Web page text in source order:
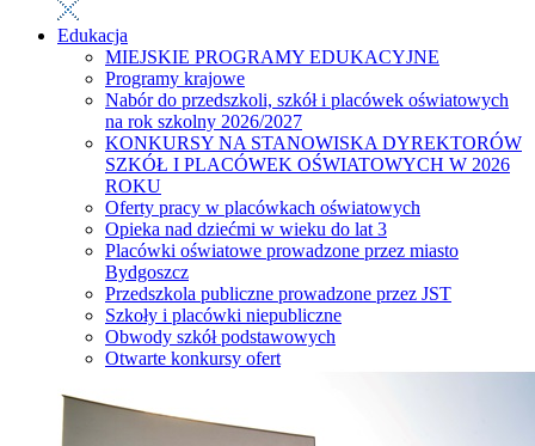
Edukacja
MIEJSKIE PROGRAMY EDUKACYJNE
Programy krajowe
Nabór do przedszkoli, szkół i placówek oświatowych
na rok szkolny 2026/2027
KONKURSY NA STANOWISKA DYREKTORÓW
SZKÓŁ I PLACÓWEK OŚWIATOWYCH W 2026
ROKU
Oferty pracy w placówkach oświatowych
Opieka nad dziećmi w wieku do lat 3
Placówki oświatowe prowadzone przez miasto
Bydgoszcz
Przedszkola publiczne prowadzone przez JST
Szkoły i placówki niepubliczne
Obwody szkół podstawowych
Otwarte konkursy ofert